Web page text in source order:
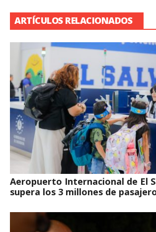
ARTÍCULOS RELACIONADOS
Aeropuerto Internacional de El
supera los 3 millones de